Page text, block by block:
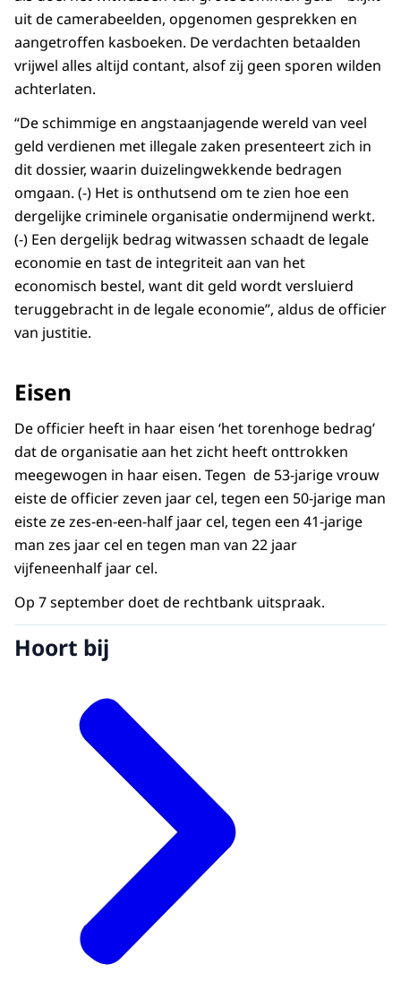
uit de camerabeelden, opgenomen gesprekken en
aangetroffen kasboeken. De verdachten betaalden
vrijwel alles altijd contant, alsof zij geen sporen wilden
achterlaten.
“De schimmige en angstaanjagende wereld van veel
geld verdienen met illegale zaken presenteert zich in
dit dossier, waarin duizelingwekkende bedragen
omgaan. (-) Het is onthutsend om te zien hoe een
dergelijke criminele organisatie ondermijnend werkt.
(-) Een dergelijk bedrag witwassen schaadt de legale
economie en tast de integriteit aan van het
economisch bestel, want dit geld wordt versluierd
teruggebracht in de legale economie”, aldus de officier
van justitie.
Eisen
De officier heeft in haar eisen ‘het torenhoge bedrag’
dat de organisatie aan het zicht heeft onttrokken
meegewogen in haar eisen. Tegen de 53-jarige vrouw
eiste de officier zeven jaar cel, tegen een 50-jarige man
eiste ze zes-en-een-half jaar cel, tegen een 41-jarige
man zes jaar cel en tegen man van 22 jaar
vijfeneenhalf jaar cel.
Op 7 september doet de rechtbank uitspraak.
Hoort bij